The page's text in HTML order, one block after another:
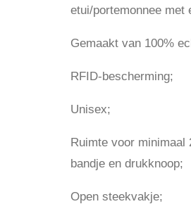
etui/portemonnee met
Gemaakt van 100%
RFID-bescherming;
Unisex;
Ruimte voor minimaal
bandje en drukknoop;
Open steekvakje;